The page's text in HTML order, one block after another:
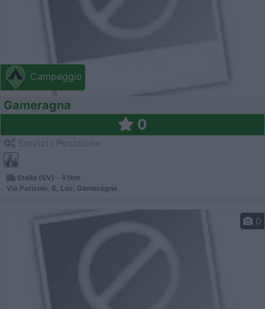
Campeggio
Gameragna
0
Stella (SV) - 61km
Via Parisolo, 8, Loc. Gameragna
0